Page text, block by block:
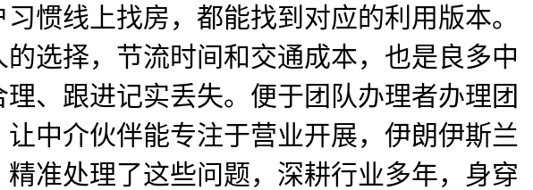
惯线上找房，都能找到对应的利用版本。
选择，节流时间和交通成本，也是良多中
、跟进记实丢失。便于团队办理者办理团
中介伙伴能专注于营业开展，伊朗伊斯兰
准处理了这些问题，深耕行业多年，身穿